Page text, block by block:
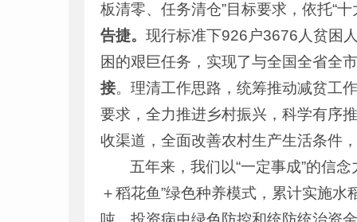
板清零、任务清仓”目标要求，依托“
告捷。 现行标准下926户3676人贫困
困的艰巨任务，实现了与全国全省全
接。理清工作思路，统筹推动减贫工
要求，全力推进乡村振兴，科学有序
收渠道，全面改善农村生产生活条件
五年来，我们以“一定事成”的信
＋稻花鱼”绿色种养模式，累计实施